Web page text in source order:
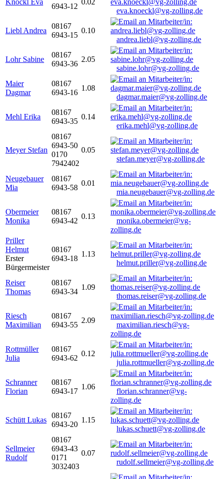
Knöckl Eva
6943-12
0.02
eva.knoeckl@vg-zolling.de
Liebl Andrea
08167
6943-15
0.10
andrea.liebl@vg-zolling.de
Lohr Sabine
08167
6943-36
2.05
sabine.lohr@vg-zolling.de
Maier
Dagmar
08167
6943-16
1.08
dagmar.maier@vg-zolling.de
Mehl Erika
08167
6943-35
0.14
erika.mehl@vg-zolling.de
Meyer Stefan
08167
6943-50
0170
7942402
0.05
stefan.meyer@vg-zolling.de
Neugebauer
Mia
08167
6943-58
0.01
mia.neugebauer@vg-zolling.de
Obermeier
Monika
08167
6943-42
0.13
monika.obermeier@vg-
zolling.de
Priller
Helmut
Erster
Bürgermeister
08167
6943-18
1.13
helmut.priller@vg-zolling.de
Reiser
Thomas
08167
6943-34
1.09
thomas.reiser@vg-zolling.de
Riesch
Maximilian
08167
6943-55
2.09
maximilian.riesch@vg-
zolling.de
Rottmüller
Julia
08167
6943-62
0.12
julia.rottmueller@vg-zolling.de
Schranner
Florian
08167
6943-17
1.06
florian.schranner@vg-
zolling.de
Schütt Lukas
08167
6943-20
1.15
lukas.schuett@vg-zolling.de
Sellmeier
Rudolf
08167
6943-43
0171
3032403
0.07
rudolf.sellmeier@vg-zolling.de